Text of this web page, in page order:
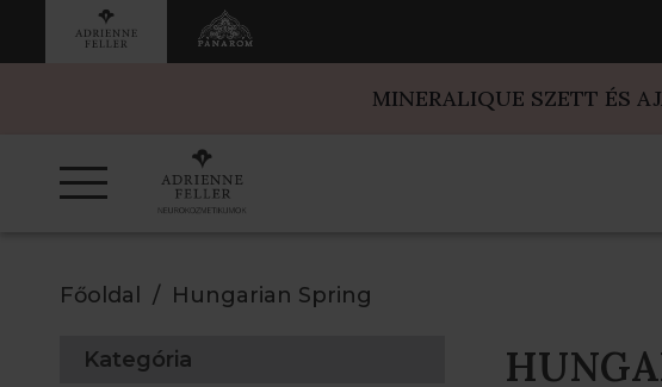
MINERALIQUE SZETT ÉS
Főoldal Hungarian Spring
Kategória